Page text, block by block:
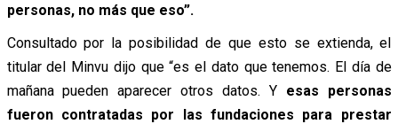
personas, no más que eso”.
Consultado por la posibilidad de que esto se extienda, el
titular del Minvu dijo que “es el dato que tenemos. El día de
mañana pueden aparecer otros datos. Y esas personas
fueron contratadas por las fundaciones para prestar